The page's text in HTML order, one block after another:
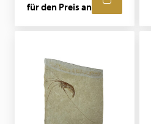
für den Preis an